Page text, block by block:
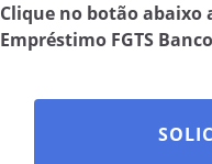
Clique no botão abaixo
Empréstimo FGTS